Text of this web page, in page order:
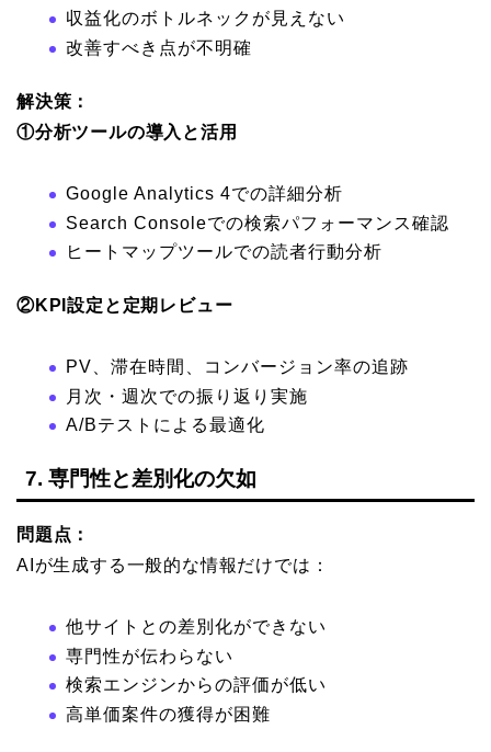
収益化のボトルネックが見えない
改善すべき点が不明確
解決策：
①分析ツールの導入と活用
Google Analytics 4での詳細分析
Search Consoleでの検索パフォーマンス確認
ヒートマップツールでの読者行動分析
②KPI設定と定期レビュー
PV、滞在時間、コンバージョン率の追跡
月次・週次での振り返り実施
A/Bテストによる最適化
7. 専門性と差別化の欠如
問題点：
AIが生成する一般的な情報だけでは：
他サイトとの差別化ができない
専門性が伝わらない
検索エンジンからの評価が低い
高単価案件の獲得が困難